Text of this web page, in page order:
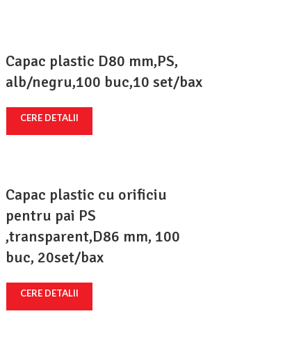
Capac plastic D80 mm,PS,
alb/negru,100 buc,10 set/bax
CERE DETALII
Capac plastic cu orificiu
pentru pai PS
,transparent,D86 mm, 100
buc, 20set/bax
CERE DETALII